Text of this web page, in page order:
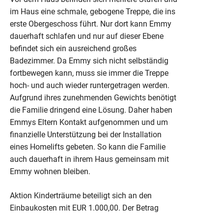
im Haus eine schmale, gebogene Treppe, die ins
erste Obergeschoss führt. Nur dort kann Emmy
dauerhaft schlafen und nur auf dieser Ebene
befindet sich ein ausreichend großes
Badezimmer. Da Emmy sich nicht selbständig
fortbewegen kann, muss sie immer die Treppe
hoch- und auch wieder runtergetragen werden.
Aufgrund ihres zunehmenden Gewichts benötigt
die Familie dringend eine Lösung. Daher haben
Emmys Eltern Kontakt aufgenommen und um
finanzielle Unterstützung bei der Installation
eines Homelifts gebeten. So kann die Familie
auch dauerhaft in ihrem Haus gemeinsam mit
Emmy wohnen bleiben.
Aktion Kinderträume beteiligt sich an den
Einbaukosten mit EUR 1.000,00. Der Betrag